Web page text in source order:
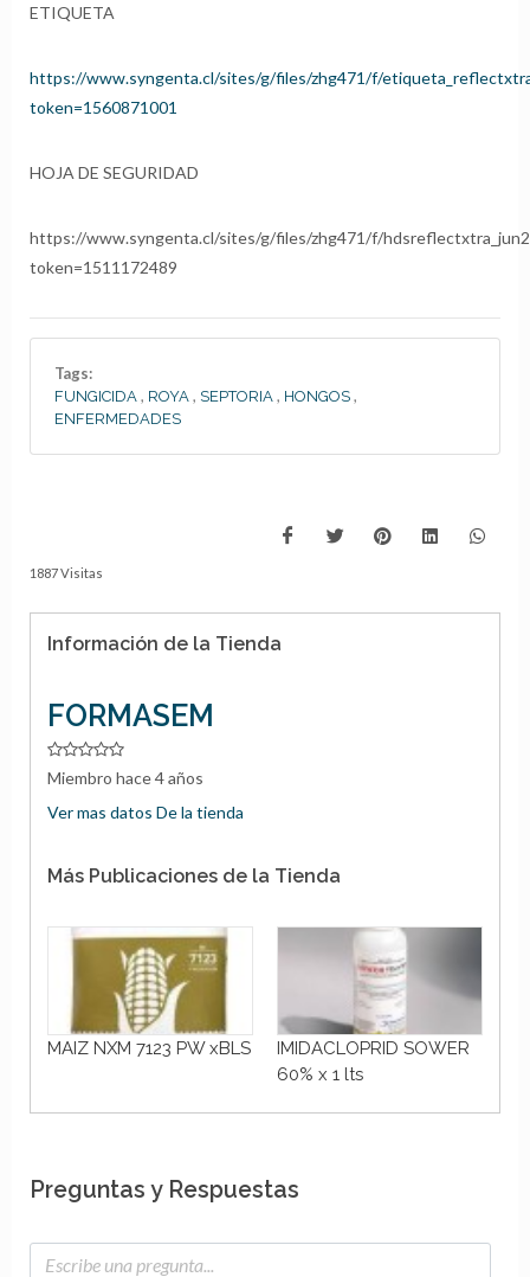
ETIQUETA
https://www.syngenta.cl/sites/g/files/zhg471/f/
token=1560871001
HOJA DE SEGURIDAD
https://www.syngenta.cl/sites/g/files/zhg471/f/
token=1511172489
Tags:
FUNGICIDA , ROYA , SEPTORIA , HONGOS ,
ENFERMEDADES
1887 Visitas
Información de la Tienda
FORMASEM
Miembro hace 4 años
Ver mas datos De la tienda
Más Publicaciones de la Tienda
MAIZ NXM 7123 PW xBLS
IMIDACLOPRID SOWER
60% x 1 lts
Preguntas y Respuestas